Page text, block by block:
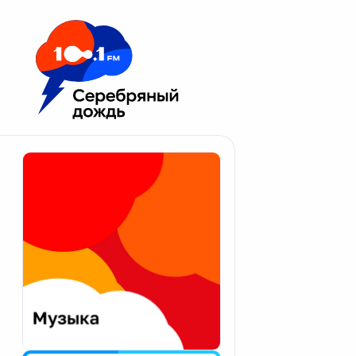
Москва 100.1 FM
Апатиты
Екатеринбург
Калининград
Калуга